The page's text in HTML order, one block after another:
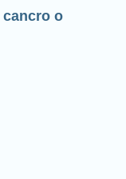
cancro o